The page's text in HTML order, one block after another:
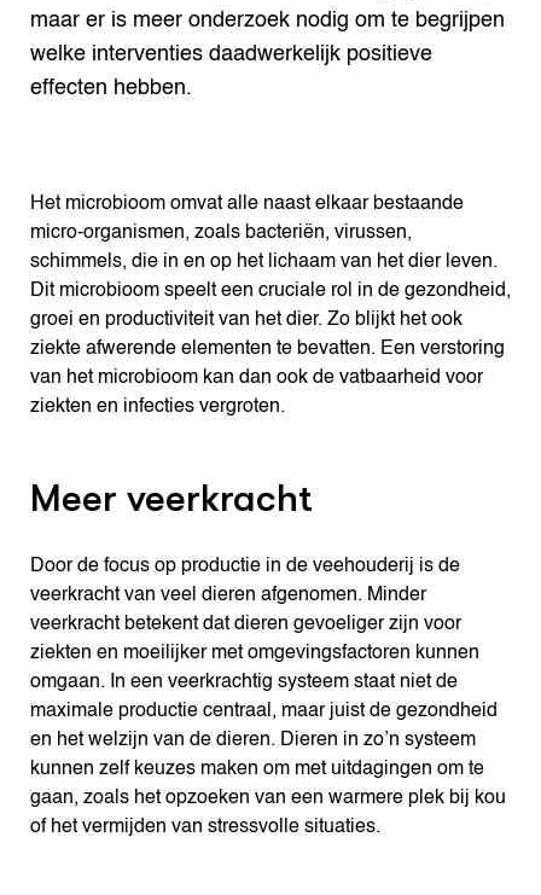
maar er is meer onderzoek nodig om te begrijpen
welke interventies daadwerkelijk positieve
effecten hebben.
Het microbioom omvat alle naast elkaar bestaande
micro-organismen, zoals bacteriën, virussen,
schimmels, die in en op het lichaam van het dier leven.
Dit microbioom speelt een cruciale rol in de gezondheid,
groei en productiviteit van het dier. Zo blijkt het ook
ziekte afwerende elementen te bevatten. Een verstoring
van het microbioom kan dan ook de vatbaarheid voor
ziekten en infecties vergroten.
Meer veerkracht
Door de focus op productie in de veehouderij is de
veerkracht van veel dieren afgenomen. Minder
veerkracht betekent dat dieren gevoeliger zijn voor
ziekten en moeilijker met omgevingsfactoren kunnen
omgaan. In een veerkrachtig systeem staat niet de
maximale productie centraal, maar juist de gezondheid
en het welzijn van de dieren. Dieren in zo’n systeem
kunnen zelf keuzes maken om met uitdagingen om te
gaan, zoals het opzoeken van een warmere plek bij kou
of het vermijden van stressvolle situaties.